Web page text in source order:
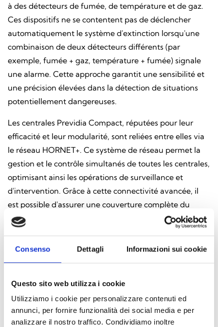
Consenso Dettagli Informazioni sui cookie
Questo sito web utilizza i cookie
Utilizziamo i cookie per personalizzare contenuti ed
annunci, per fornire funzionalità dei social media e per
analizzare il nostro traffico. Condividiamo inoltre
à des détecteurs de fumée, de température et de gaz.
Ces dispositifs ne se contentent pas de déclencher
automatiquement le système d'extinction lorsqu'une
combinaison de deux détecteurs différents (par
exemple, fumée + gaz, température + fumée) signale
une alarme. Cette approche garantit une sensibilité et
une précision élevées dans la détection de situations
potentiellement dangereuses.
Les centrales Previdia Compact, réputées pour leur
efficacité et leur modularité, sont reliées entre elles via
le réseau HORNET+. Ce système de réseau permet la
gestion et le contrôle simultanés de toutes les centrales,
optimisant ainsi les opérations de surveillance et
d'intervention. Grâce à cette connectivité avancée, il
est possible d'assurer une couverture complète du
système BESS et une réponse rapide aux événements
Les centrales Previdia Compact d'autres avantages,
internationales et une interface utilisateur intuitive, qui
facilite leur programmation et leur maintenance.
L'intégration de technologies de pointe et la possibilité
d'une configuration flexible font de ces centrales un